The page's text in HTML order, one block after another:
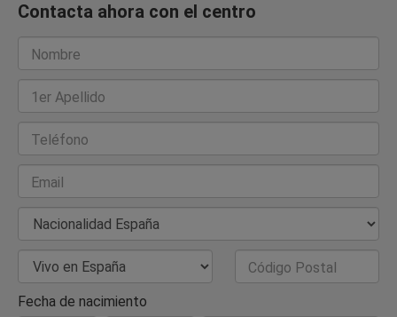
Contacta ahora con el centro
Nombre
1er Apellido
Teléfono
Email
Nacionalidad
País de Residencia
Código Postal
Fecha de nacimiento